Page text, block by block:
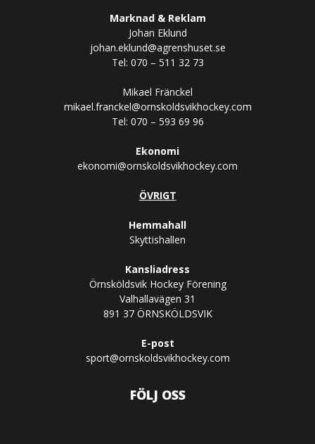
Marknad & Reklam
Johan Eklund
johan.eklund@agrenshuset.se
Tel: 070 – 511 32 73
Mikael Fränckel
mikael.franckel@ornskoldsvikhockey.com
Tel: 070 – 593 69 96
Ekonomi
ekonomi@ornskoldsvikhockey.com
ÖVRIGT
Hemmahall
Skyttishallen
Kansliadress
Örnsköldsvik Hockey Förening
Valhallavägen 31
891 37 ÖRNSKÖLDSVIK
E-post
sport@ornskoldsvikhockey.com
FÖLJ OSS